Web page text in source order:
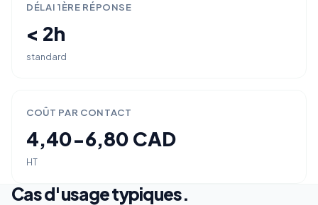
DÉLAI 1ÈRE RÉPONSE
< 2h
standard
COÛT PAR CONTACT
4,40-6,80 CAD
HT
Cas d'usage typiques.